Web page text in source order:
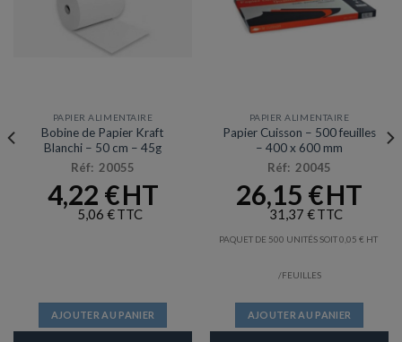
PAPIER ALIMENTAIRE
Bobine de Papier Kraft
Blanchi – 50 cm – 45g
Réf: 20055
4,22 €
5,06 €
AJOUTER AU PANIER
PAPIER ALIMENTAIRE
Papier Cuisson – 500 feuilles
– 400 x 600 mm
Réf: 20045
26,15 €
31,37 €
PAQUET DE 500 UNITÉS SOIT0,05 €
/FEUILLES
AJOUTER AU PANIER